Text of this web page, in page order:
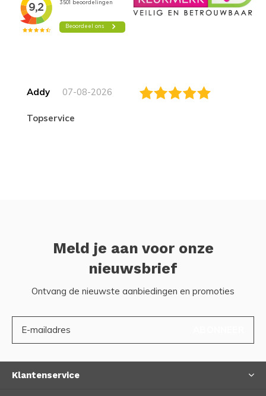
Addy 07-08-2026
topservice
Meld je aan voor onze
nieuwsbrief
Ontvang de nieuwste aanbiedingen en promoties
Klantenservice